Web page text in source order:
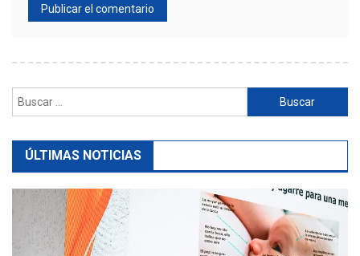
Buscar:
ÚLTIMAS NOTICIAS